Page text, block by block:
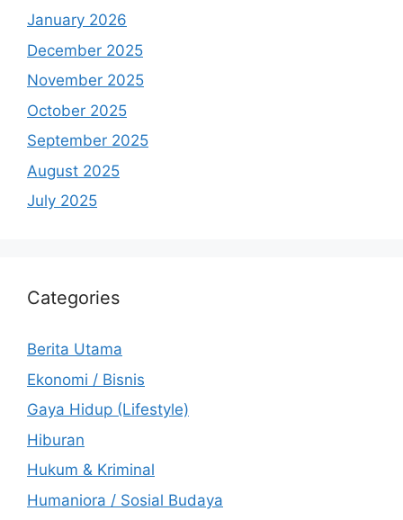
January 2026
December 2025
November 2025
October 2025
September 2025
August 2025
July 2025
Categories
Berita Utama
Ekonomi / Bisnis
Gaya Hidup (Lifestyle)
Hiburan
Hukum & Kriminal
Humaniora / Sosial Budaya